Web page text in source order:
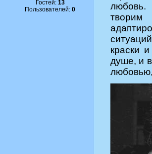
Гостей: 13
Пользователей: 0
любовь.
творим
краски
душе, и